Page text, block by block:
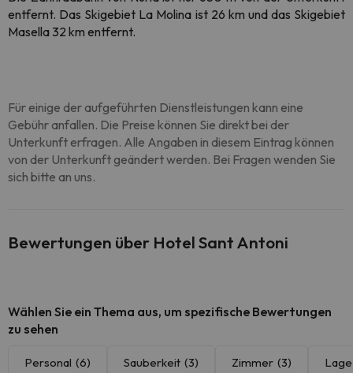
entfernt. Das Skigebiet La Molina ist 26 km und das Skigebiet
Masella 32 km entfernt.
Für einige der aufgeführten Dienstleistungen kann eine
Gebühr anfallen. Die Preise können Sie direkt bei der
Unterkunft erfragen. Alle Angaben in diesem Eintrag können
von der Unterkunft geändert werden. Bei Fragen wenden Sie
sich bitte an uns.
Bewertungen über Hotel Sant Antoni
Wählen Sie ein Thema aus, um spezifische Bewertungen
zu sehen
Personal (6) Sauberkeit (3) Zimmer (3) Lage